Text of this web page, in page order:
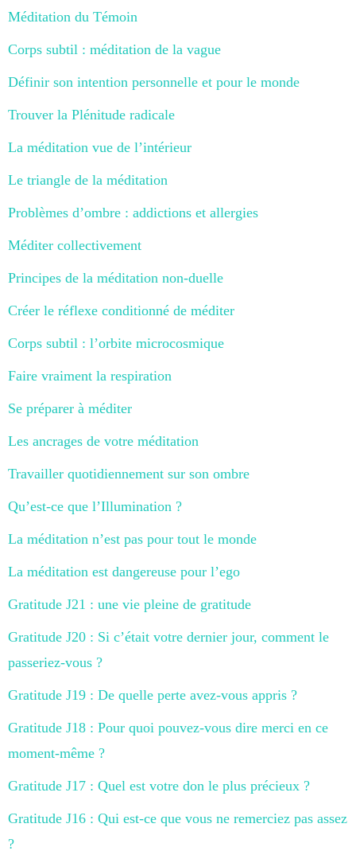
Méditation du Témoin
Corps subtil : méditation de la vague
Définir son intention personnelle et pour le monde
Trouver la Plénitude radicale
La méditation vue de l’intérieur
Le triangle de la méditation
Problèmes d’ombre : addictions et allergies
Méditer collectivement
Principes de la méditation non-duelle
Créer le réflexe conditionné de méditer
Corps subtil : l’orbite microcosmique
Faire vraiment la respiration
Se préparer à méditer
Les ancrages de votre méditation
Travailler quotidiennement sur son ombre
Qu’est-ce que l’Illumination ?
La méditation n’est pas pour tout le monde
La méditation est dangereuse pour l’ego
Gratitude J21 : une vie pleine de gratitude
Gratitude J20 : Si c’était votre dernier jour, comment le
passeriez-vous ?
Gratitude J19 : De quelle perte avez-vous appris ?
Gratitude J18 : Pour quoi pouvez-vous dire merci en ce
moment-même ?
Gratitude J17 : Quel est votre don le plus précieux ?
Gratitude J16 : Qui est-ce que vous ne remerciez pas assez
?